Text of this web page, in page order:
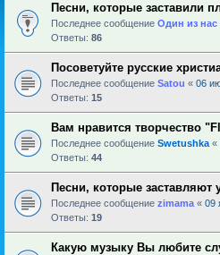
Песни, которые заставили
Последнее сообщение Один из нас
Ответы: 86
Посоветуйте русские
Последнее сообщение Satou « 06
Ответы: 15
Вам нравится творчество
Последнее сообщение Swetushka «
Ответы: 44
Песни, которые заставляют
Последнее сообщение zimama « 09
Ответы: 19
Какую музыку Вы любите